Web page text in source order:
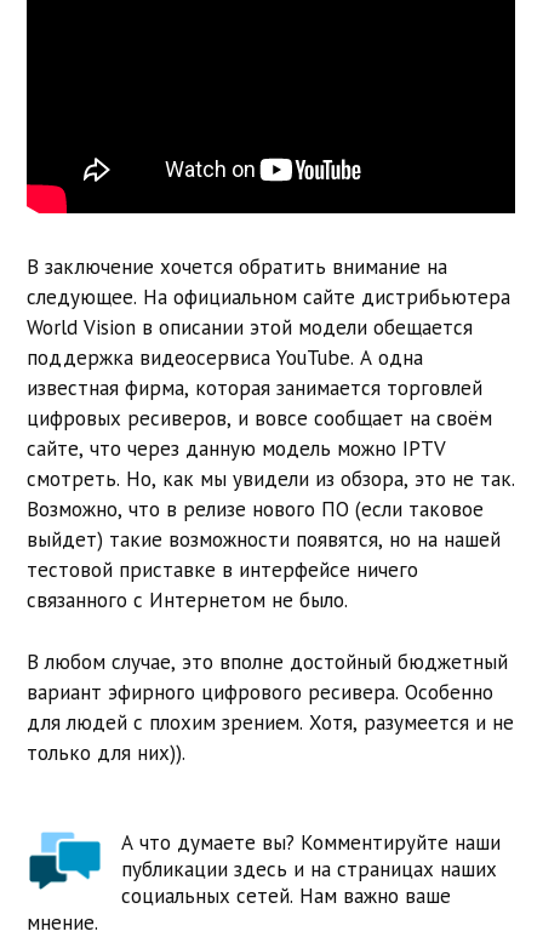
В заключение хочется обратить внимание на
следующее. На официальном сайте дистрибьютера
World Vision в описании этой модели обещается
поддержка видеосервиса YouTube. А одна
известная фирма, которая занимается торговлей
цифровых ресиверов, и вовсе сообщает на своём
сайте, что через данную модель можно IPTV
смотреть. Но, как мы увидели из обзора, это не так.
Возможно, что в релизе нового ПО (если таковое
выйдет) такие возможности появятся, но на нашей
тестовой приставке в интерфейсе ничего
связанного с Интернетом не было.
В любом случае, это вполне достойный бюджетный
вариант эфирного цифрового ресивера. Особенно
для людей с плохим зрением. Хотя, разумеется и не
только для них)).
А что думаете вы? Комментируйте наши
публикации здесь и на страницах наших
социальных сетей. Нам важно ваше
мнение.